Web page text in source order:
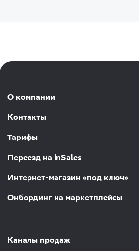
О компании
Контакты
Тарифы
Переезд на inSales
Интернет-магазин «под ключ»
Онбординг на маркетплейсы
Каналы продаж